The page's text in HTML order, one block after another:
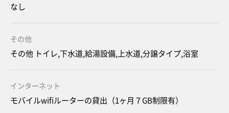
なし
その他
その他 トイレ,下水道,給湯設備,上水道,分譲タイプ,浴室
インターネット
モバイルwifiルーターの貸出（1ヶ月７GB制限有）